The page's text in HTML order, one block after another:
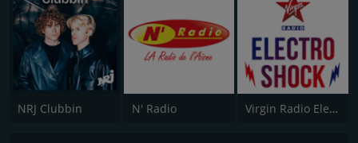
NRJ Clubbin N' Radio Virgin Radio Electroshock